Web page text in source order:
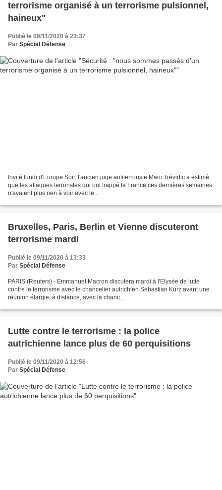
terrorisme organisé à un terrorisme pulsionnel,
haineux"
Publié le 09/11/2020 à 23:37
Par Spécial Défense
Invité lundi d'Europe Soir, l'ancien juge antiterroriste Marc Trévidic a estimé
que les attaques terroristes qui ont frappé la France ces dernières semaines
n'avaient plus rien à voir avec le...
Bruxelles, Paris, Berlin et Vienne discuteront
terrorisme mardi
Publié le 09/11/2020 à 13:33
Par Spécial Défense
PARIS (Reuters) - Emmanuel Macron discutera mardi à l'Elysée de lutte
contre le terrorisme avec le chancelier autrichien Sebastian Kurz avant une
réunion élargie, à distance, avec la chanc...
Lutte contre le terrorisme : la police
autrichienne lance plus de 60 perquisitions
Publié le 09/11/2020 à 12:56
Par Spécial Défense